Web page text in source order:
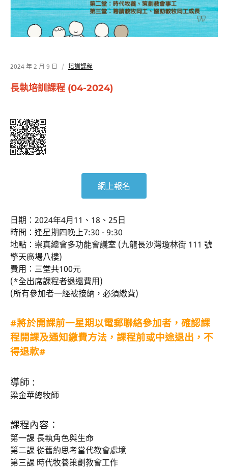
2024 年 2 月 9 日 培訓課程
長執培訓課程 (04-2024)
網上報名
日期：2024年4月11、18、25日
時間：逢星期四晚上7:30 - 9:30
地點：崇真總會多功能會議室 (九龍長沙灣瓊林街 111 號
擎天廣場八樓)
費用：三堂共100元
(*全出席課程者退還費用)
(所有參加者一經被接納，必須繳費)
#將於開課前一星期以電郵聯絡參加者，確認課
程開課及通知繳費方法，課程前或中途退出，不
得退款#
導師 :
梁金華總牧師
課程內容：
第一課 長執角色與生命
第二課 從舊約思考當代教會處境
第三課 時代牧養策劃教會工作